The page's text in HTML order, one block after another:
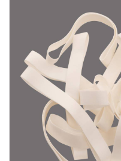
Kreuzgummibänder/X-Bands
Fastfix-Spannbänder
Geknotete Elastikschlaufe
Schwarze Gummibänder –
Sonderangebot!